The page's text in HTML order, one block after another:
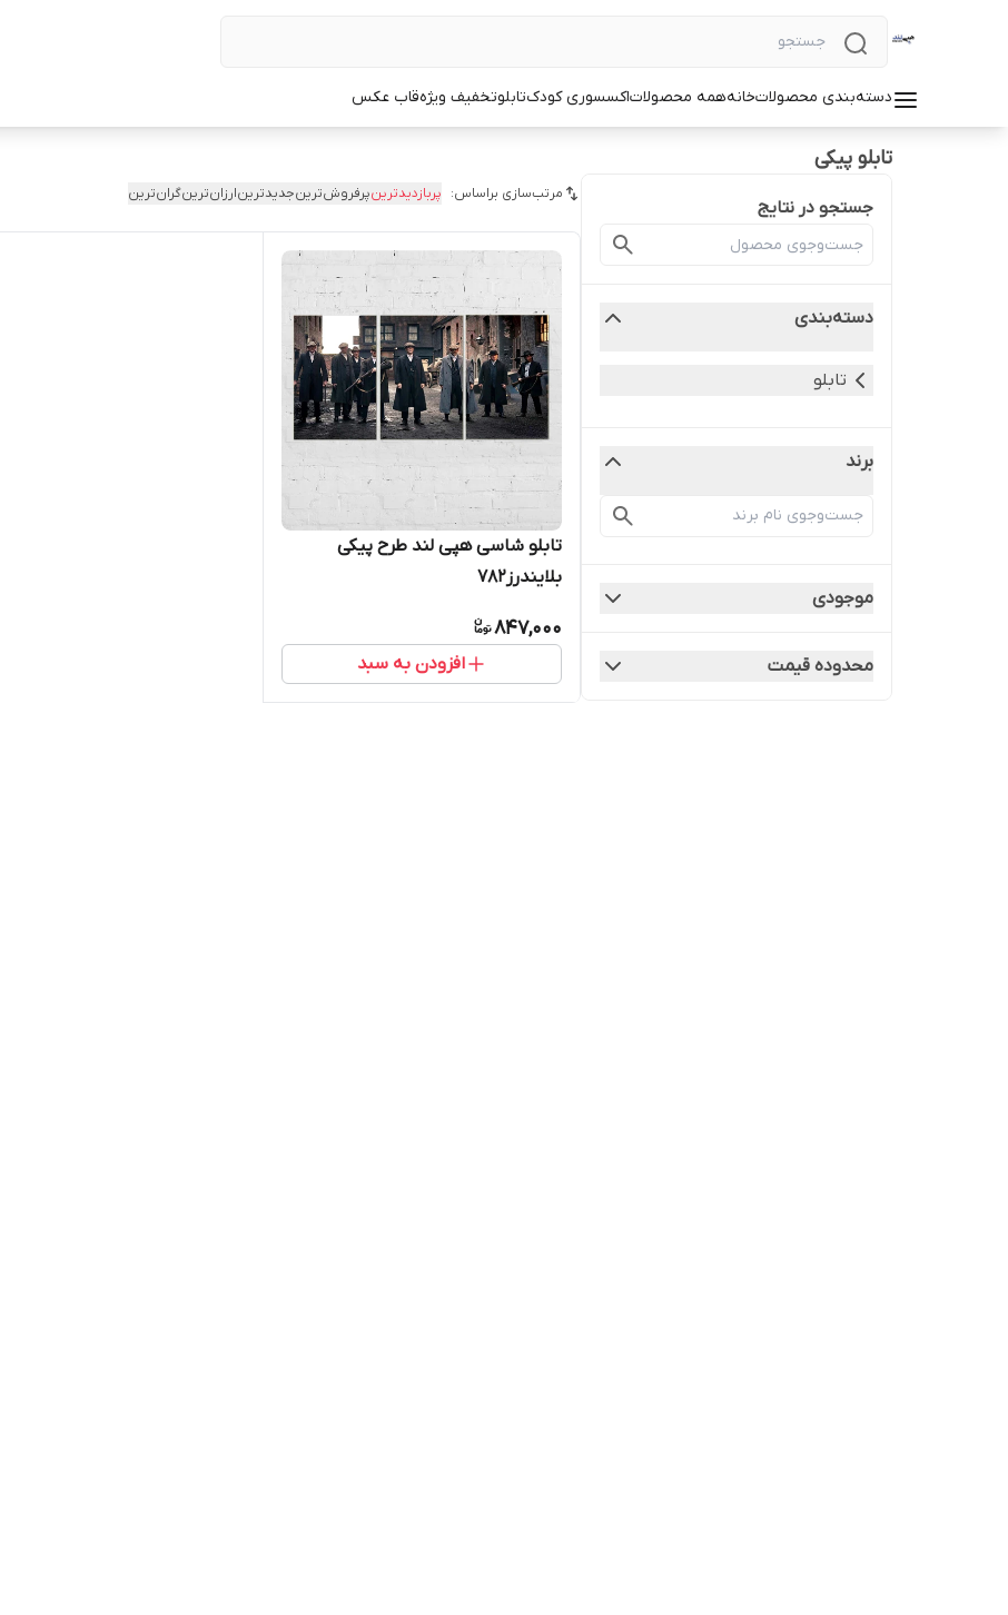
دسته‌بندی محصولاتخانههمه محصولاتاکسسوری کودکتابلوتخفیف ویژهقاب عکس
تابلو پیکی
جستجو در نتایج
دسته‌بندی
تابلو
برند
موجودی
محدوده قیمت
مرتب‌سازی براساس: پربازدیدترینپرفروش‌ترینجدیدترینارزان‌ترینگران‌ترین
تابلو شاسی هپی لند طرح پیکی
بلایندرز782
847,000
افزودن به سبد